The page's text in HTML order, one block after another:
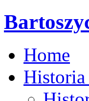
Home
Historia